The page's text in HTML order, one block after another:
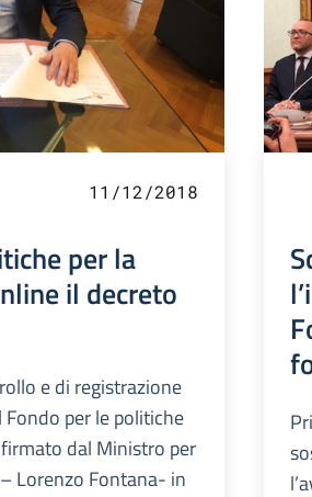
11/12/2018
per la
il decreto
e di registrazione
per le politiche
dal Ministro per
Lorenzo Fontana- in